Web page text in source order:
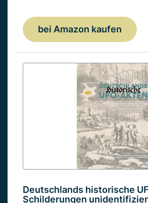
bei Amazon kaufen
Deutschlands historische
Schilderungen